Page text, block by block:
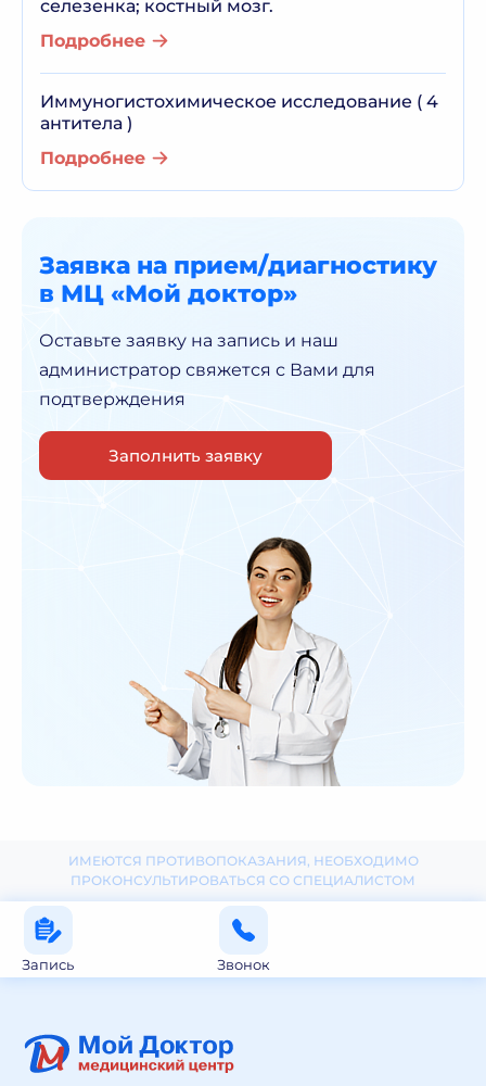
селезенка; костный мозг.
Подробнее
Иммуногистохимическое исследование ( 4
антитела )
Подробнее
Заявка на прием/диагностику
в МЦ «Мой доктор»
Оставьте заявку на запись и наш
администратор свяжется с Вами для
подтверждения
Заполнить заявку
ИМЕЮТСЯ ПРОТИВОПОКАЗАНИЯ, НЕОБХОДИМО
ПРОКОНСУЛЬТИРОВАТЬСЯ СО СПЕЦИАЛИСТОМ
Запись Звонок